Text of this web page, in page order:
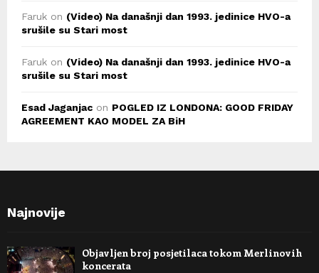
Faruk on (Video) Na današnji dan 1993. jedinice HVO-a
srušile su Stari most
Faruk on (Video) Na današnji dan 1993. jedinice HVO-a
srušile su Stari most
Esad Jaganjac on POGLED IZ LONDONA: GOOD FRIDAY
AGREEMENT KAO MODEL ZA BiH
Najnovije
Objavljen broj posjetilaca tokom Merlinovih
koncerata